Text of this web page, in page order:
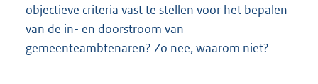
objectieve criteria vast te stellen voor het bepalen
van de in- en doorstroom van
gemeenteambtenaren? Zo nee, waarom niet?